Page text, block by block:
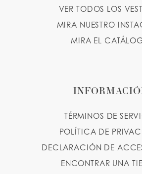
VER TODOS LOS
MIRA NUESTRO
MIRA EL
TÉRMINOS DE
POLÍTICA DE
DECLARACIÓN DE
ENCONTRAR UNA